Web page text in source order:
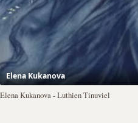
Elena Kukanova
Elena Kukanova - Luthien Tinuviel